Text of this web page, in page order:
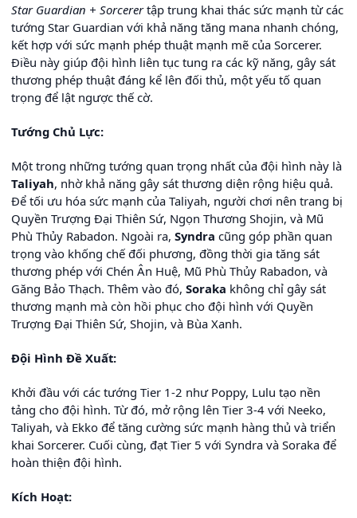
Star Guardian + Sorcerertập trung khai thác sức mạnh từ các
tướng Star Guardian với khả năng tăng mana nhanh chóng,
kết hợp với sức mạnh phép thuật mạnh mẽ của Sorcerer.
Điều này giúp đội hình liên tục tung ra các kỹ năng, gây sát
thương phép thuật đáng kể lên đối thủ, một yếu tố quan
trọng để lật ngược thế cờ.
Tướng Chủ Lực:
Một trong những tướng quan trọng nhất của đội hình này là
Taliyah, nhờ khả năng gây sát thương diện rộng hiệu quả.
Để tối ưu hóa sức mạnh của Taliyah, người chơi nên trang bị
Quyền Trượng Đại Thiên Sứ, Ngọn Thương Shojin, và Mũ
Phù Thủy Rabadon. Ngoài ra, Syndra cũng góp phần quan
trọng vào khống chế đối phương, đồng thời gia tăng sát
thương phép với Chén Ân Huệ, Mũ Phù Thủy Rabadon, và
Găng Bảo Thạch. Thêm vào đó, Soraka không chỉ gây sát
thương mạnh mà còn hồi phục cho đội hình với Quyền
Trượng Đại Thiên Sứ, Shojin, và Bùa Xanh.
Đội Hình Đề Xuất:
Khởi đầu với các tướng Tier 1-2 như Poppy, Lulu tạo nền
tảng cho đội hình. Từ đó, mở rộng lên Tier 3-4 với Neeko,
Taliyah, và Ekko để tăng cường sức mạnh hàng thủ và triển
khai Sorcerer. Cuối cùng, đạt Tier 5 với Syndra và Soraka để
hoàn thiện đội hình.
Kích Hoạt: